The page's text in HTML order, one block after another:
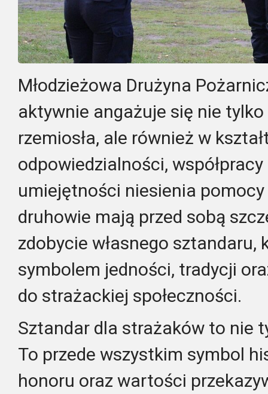
Młodzieżowa Drużyna
aktywnie angażuje się nie
rzemiosła, ale również w
odpowiedzialności, współpracy
umiejętności niesienia pomocy
druhowie mają przed sobą
zdobycie własnego sztandaru,
symbolem jedności, tradycji
do strażackiej społeczności.
Sztandar dla strażaków to nie
To przede wszystkim symbol
honoru oraz wartości